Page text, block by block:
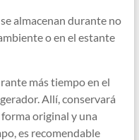
almacenan durante no
o en el estante
más tiempo en el
Allí, conservará
original y una
es recomendable